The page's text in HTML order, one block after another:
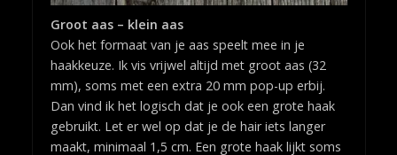
Groot aas – klein aas
Ook het formaat van je aas speelt mee in je
haakkeuze. Ik vis vrijwel altijd met groot aas (32
mm), soms met een extra 20 mm pop-up erbij.
Dan vind ik het logisch dat je ook een grote haak
gebruikt. Let er wel op dat je de hair iets langer
maakt, minimaal 1,5 cm. Een grote haak lijkt soms